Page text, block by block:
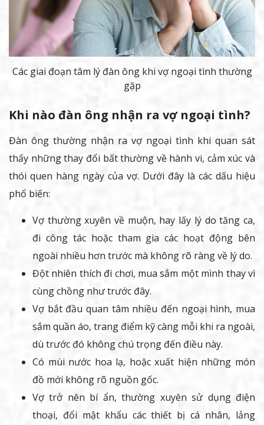
Các giai đoạn tâm lý đàn ông khi vợ ngoại tình thường
gặp
Khi nào đàn ông nhận ra vợ ngoại tình?
Đàn ông thường nhận ra vợ ngoại tình khi quan sát
thấy những thay đổi bất thường về hành vi, cảm xúc và
thói quen hàng ngày của vợ. Dưới đây là các dấu hiệu
phổ biến:
Vợ thường xuyên về muộn, hay lấy lý do tăng ca,
đi công tác hoặc tham gia các hoạt động bên
ngoài nhiều hơn trước mà không rõ ràng về lý do.
Đột nhiên thích đi chơi, mua sắm một mình thay vì
cùng chồng như trước đây.
Vợ bắt đầu quan tâm nhiều đến ngoại hình, mua
sắm quần áo, trang điểm kỹ càng mỗi khi ra ngoài,
dù trước đó không chú trọng đến điều này.
Có mùi nước hoa lạ, hoặc xuất hiện những món
đồ mới không rõ nguồn gốc.
Vợ trở nên bí ẩn, thường xuyên sử dụng điện
thoại, đổi mật khẩu các thiết bị cá nhân, lảng